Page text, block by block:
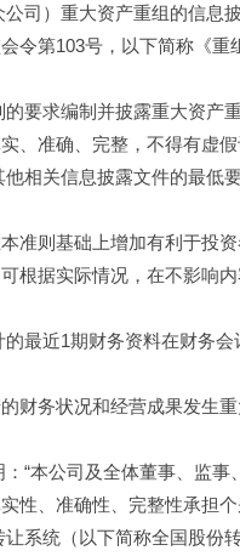
司）重大资产重组的信息
令第103号，以下简称《
要求编制并披露重大资产
、准确、完整，不得有虚假
信息披露文件的最低要
准则基础上增加有利于投
根据实际情况，在不影响
最近1期财务资料在财务
状况和经营成果发生重
公司及全体董事、监事、
性、准确性、完整性承担
（以下简称全国股份转